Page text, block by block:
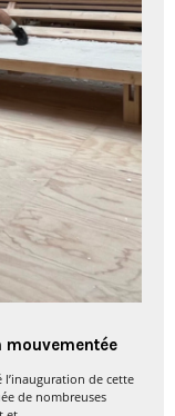
mouvementée
de cette
de nombreuses